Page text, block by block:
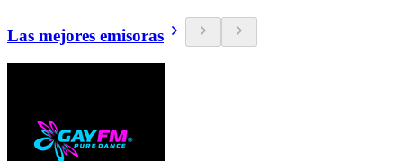
Las mejores emisoras